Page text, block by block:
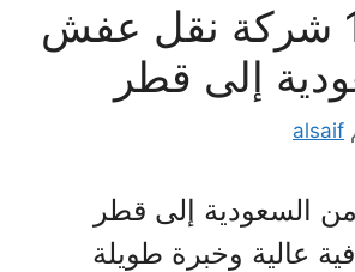
افضل 15 شركة نقل عفش
إلى قطر
alsaif
السعودية إلى قطر
عالية وخبرة طويلة